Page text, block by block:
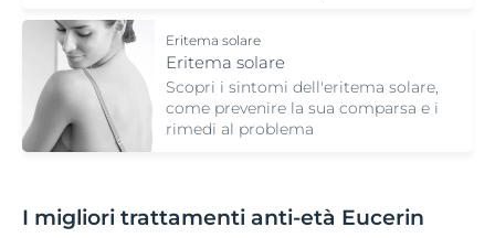
Eritema solare
Eritema solare
Scopri i sintomi dell'eritema solare,
come prevenire la sua comparsa e i
rimedi al problema
I migliori trattamenti anti-età Eucerin